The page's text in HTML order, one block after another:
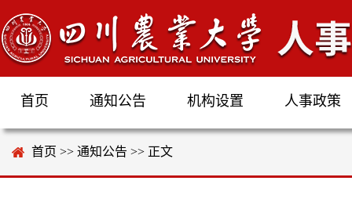
首页 通知公告 机构设置 人事政策
首页 >> 通知公告 >> 正文